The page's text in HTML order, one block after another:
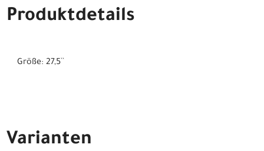
Produktdetails
Größe: 27,5``
Varianten